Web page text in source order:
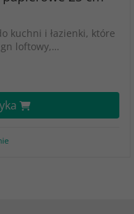
kuchni i łazienki, które
loftowy,…